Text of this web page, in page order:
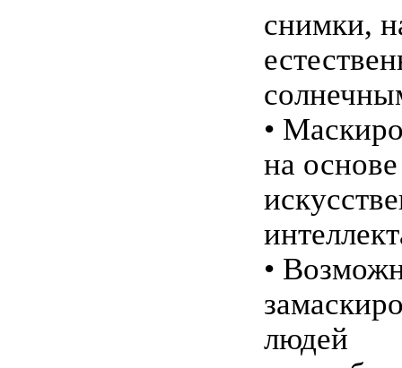
снимки,
•
на основе
•
людей